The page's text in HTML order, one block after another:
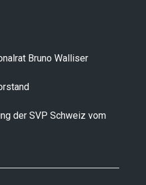
Bruno Walliser
der SVP Schweiz vom